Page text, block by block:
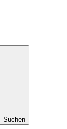
Suchen